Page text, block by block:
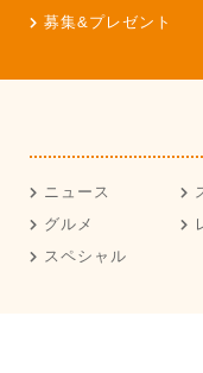
募集&プレゼント
ニュース
グルメ
スペシャル